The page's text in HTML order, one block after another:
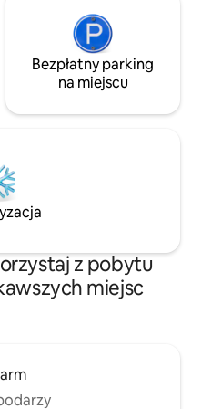
Bezpłatny parking
na miejscu
z pobytu
miejsc